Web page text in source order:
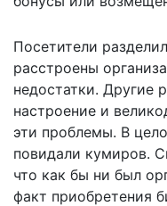
Посетители
расстроены
недостатки. Другие
настроение и
эти проблемы. В
повидали кумиров.
что как бы ни был
факт приобретения